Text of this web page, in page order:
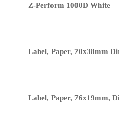
Z-Perform 1000D White
Label, Paper, 70x38mm
Label, Paper, 76x19mm,